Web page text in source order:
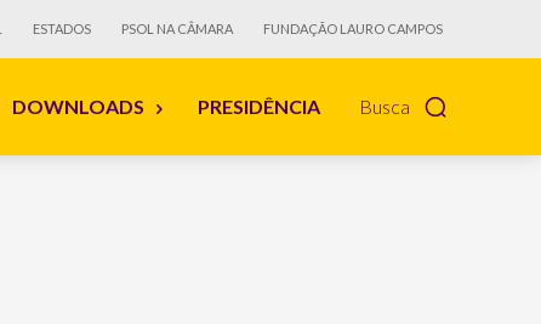
ESTADOS PSOL NA CÂMARA FUNDAÇÃO LAURO CAMPOS
Busca
DOWNLOADS PRESIDÊNCIA